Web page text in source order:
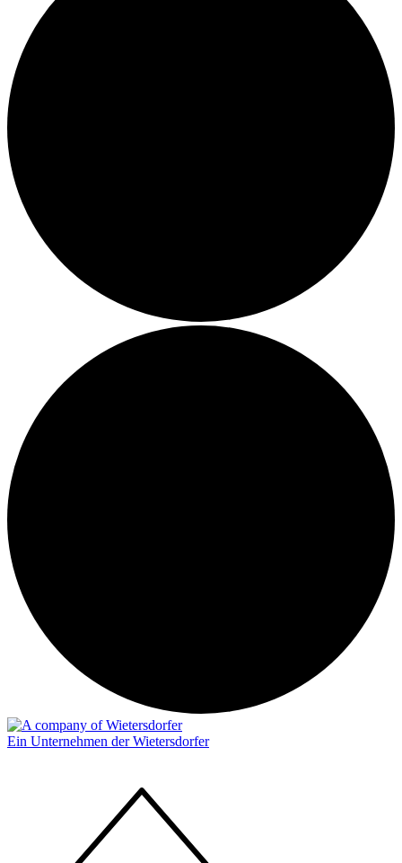
Ein Unternehmen der Wietersdorfer